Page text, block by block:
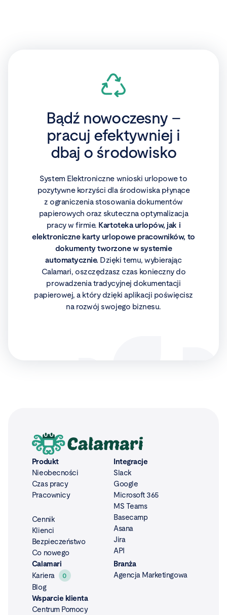
Bądź nowoczesny –
pracuj efektywniej i
dbaj o środowisko
System Elektroniczne wnioski urlopowe to
pozytywne korzyści dla środowiska płynące
z ograniczenia stosowania dokumentów
papierowych oraz skuteczna optymalizacja
pracy w firmie. Kartoteka urlopów, jak i
elektroniczne karty urlopowe pracowników, to
dokumenty tworzone w systemie
automatycznie. Dzięki temu, wybierając
Calamari, oszczędzasz czas konieczny do
prowadzenia tradycyjnej dokumentacji
papierowej, a który dzięki aplikacji poświęcisz
na rozwój swojego biznesu.
Produkt
Nieobecności
Czas pracy
Pracownicy
Cennik
Klienci
Bezpieczeństwo
Co nowego
Integracje
Slack
Google
Microsoft 365
MS Teams
Basecamp
Asana
Jira
API
Calamari
Kariera
0
Blog
Wsparcie klienta
Centrum Pomocy
Branża
Agencja Marketingowa